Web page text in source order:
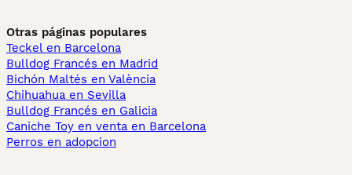
Otras páginas populares
Teckel en Barcelona
Bulldog Francés en Madrid
Bichón Maltés en València
Chihuahua en Sevilla
Bulldog Francés en Galicia
Caniche Toy en venta en Barcelona
Perros en adopcion